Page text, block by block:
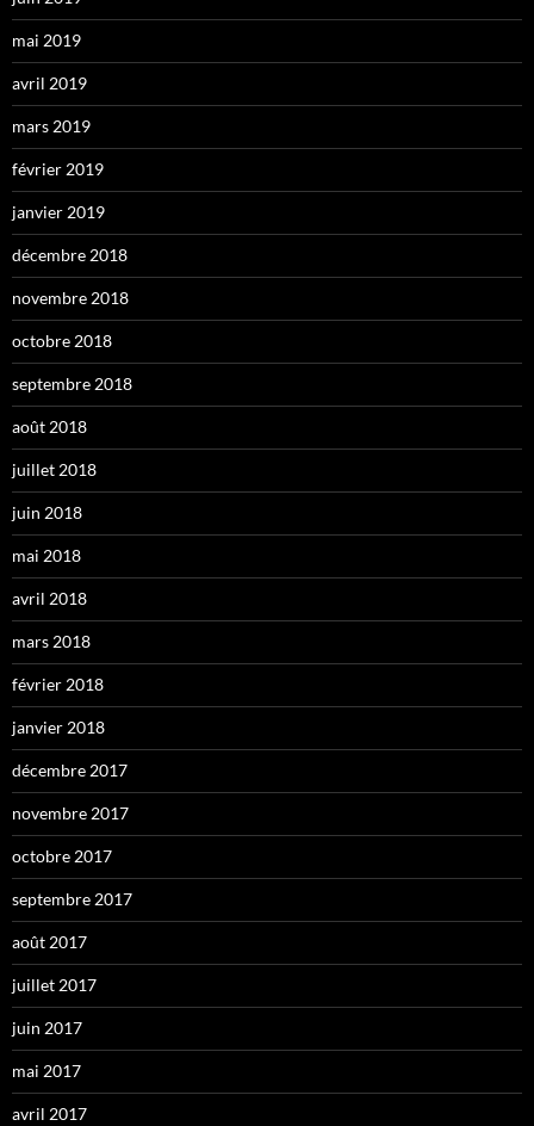
mai 2019
avril 2019
mars 2019
février 2019
janvier 2019
décembre 2018
novembre 2018
octobre 2018
septembre 2018
août 2018
juillet 2018
juin 2018
mai 2018
avril 2018
mars 2018
février 2018
janvier 2018
décembre 2017
novembre 2017
octobre 2017
septembre 2017
août 2017
juillet 2017
juin 2017
mai 2017
avril 2017